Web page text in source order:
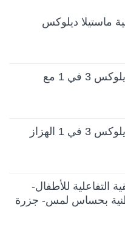
ماستيلا ديلوكس
هو:
كرسي ماستيلا أورا ديلوكس 3 في 1 مع
هو:
كرسي ماستيلا أورا ديلوكس 3 في 1 الهزاز
التفاعلية للأطفال-
بحساس لمس- جزرة